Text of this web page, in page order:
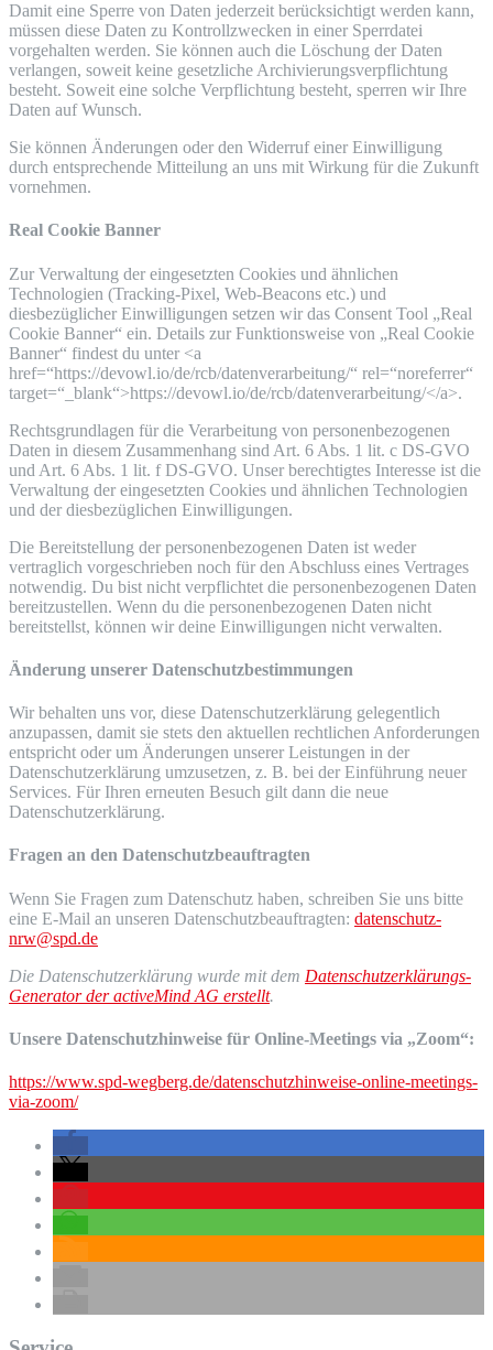
Damit eine Sperre von Daten jederzeit berücksichtigt werden kann,
müssen diese Daten zu Kontrollzwecken in einer Sperrdatei
vorgehalten werden. Sie können auch die Löschung der Daten
verlangen, soweit keine gesetzliche Archivierungsverpflichtung
besteht. Soweit eine solche Verpflichtung besteht, sperren wir Ihre
Daten auf Wunsch.
Sie können Änderungen oder den Widerruf einer Einwilligung
durch entsprechende Mitteilung an uns mit Wirkung für die Zukunft
vornehmen.
Real Cookie Banner
Zur Verwaltung der eingesetzten Cookies und ähnlichen
Technologien (Tracking-Pixel, Web-Beacons etc.) und
diesbezüglicher Einwilligungen setzen wir das Consent Tool „Real
Cookie Banner“ ein. Details zur Funktionsweise von „Real Cookie
Banner“ findest du unter <a
href=“https://devowl.io/de/rcb/datenverarbeitung/“ rel=“noreferrer“
target=“_blank“>https://devowl.io/de/rcb/datenverarbeitung/</a>.
Rechtsgrundlagen für die Verarbeitung von personenbezogenen
Daten in diesem Zusammenhang sind Art. 6 Abs. 1 lit. c DS-GVO
und Art. 6 Abs. 1 lit. f DS-GVO. Unser berechtigtes Interesse ist die
Verwaltung der eingesetzten Cookies und ähnlichen Technologien
und der diesbezüglichen Einwilligungen.
Die Bereitstellung der personenbezogenen Daten ist weder
vertraglich vorgeschrieben noch für den Abschluss eines Vertrages
notwendig. Du bist nicht verpflichtet die personenbezogenen Daten
bereitzustellen. Wenn du die personenbezogenen Daten nicht
bereitstellst, können wir deine Einwilligungen nicht verwalten.
Änderung unserer Datenschutzbestimmungen
Wir behalten uns vor, diese Datenschutzerklärung gelegentlich
anzupassen, damit sie stets den aktuellen rechtlichen Anforderungen
entspricht oder um Änderungen unserer Leistungen in der
Datenschutzerklärung umzusetzen, z. B. bei der Einführung neuer
Services. Für Ihren erneuten Besuch gilt dann die neue
Datenschutzerklärung.
Fragen an den Datenschutzbeauftragten
Wenn Sie Fragen zum Datenschutz haben, schreiben Sie uns bitte
eine E-Mail an unseren Datenschutzbeauftragten: datenschutz-
nrw@spd.de
Die Datenschutzerklärung wurde mit dem Datenschutzerklärungs-
Generator der activeMind AG erstellt.
Unsere Datenschutzhinweise für Online-Meetings via „Zoom“:
https://www.spd-wegberg.de/datenschutzhinweise-online-meetings-
via-zoom/